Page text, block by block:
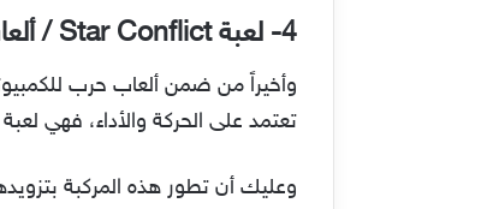
4- لعبة Star Conflict / ألعاب حرب للكمبيوتر اون لاين
تعتمد على الحركة والأداء، فهي
وعليك أن تطور هذه المركبة